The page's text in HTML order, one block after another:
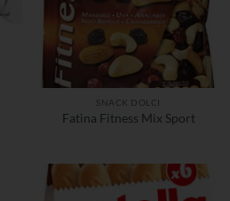
SNACK DOLCI
Fatina Fitness Mix Sport